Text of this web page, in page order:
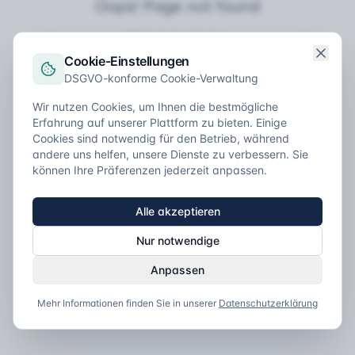
Cookie-Einstellungen
DSGVO-konforme Cookie-Verwaltung
Wir nutzen Cookies, um Ihnen die bestmögliche
Erfahrung auf unserer Plattform zu bieten. Einige
Cookies sind notwendig für den Betrieb, während
andere uns helfen, unsere Dienste zu verbessern. Sie
können Ihre Präferenzen jederzeit anpassen.
Alle akzeptieren
Nur notwendige
Anpassen
Mehr Informationen finden Sie in unserer Datenschutzerklärung
Oops! Page not found